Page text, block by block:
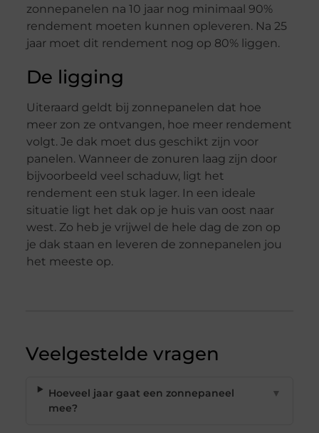
zonnepanelen na 10 jaar nog minimaal 90%
rendement moeten kunnen opleveren. Na 25
jaar moet dit rendement nog op 80% liggen.
De ligging
Uiteraard geldt bij zonnepanelen dat hoe
meer zon ze ontvangen, hoe meer rendement
volgt. Je dak moet dus geschikt zijn voor
panelen. Wanneer de zonuren laag zijn door
bijvoorbeeld veel schaduw, ligt het
rendement een stuk lager. In een ideale
situatie ligt het dak op je huis van oost naar
west. Zo heb je vrijwel de hele dag de zon op
je dak staan en leveren de zonnepanelen jou
het meeste op.
Veelgestelde vragen
Hoeveel jaar gaat een zonnepaneel
mee?
▼